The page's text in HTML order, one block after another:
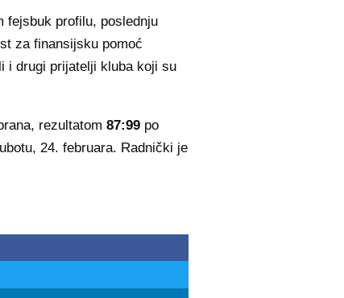
fejsbuk profilu, poslednju
za finansijsku pomoć
i drugi prijatelji kluba koji su
rezultatom 87:99 po
24. februara. Radnički je